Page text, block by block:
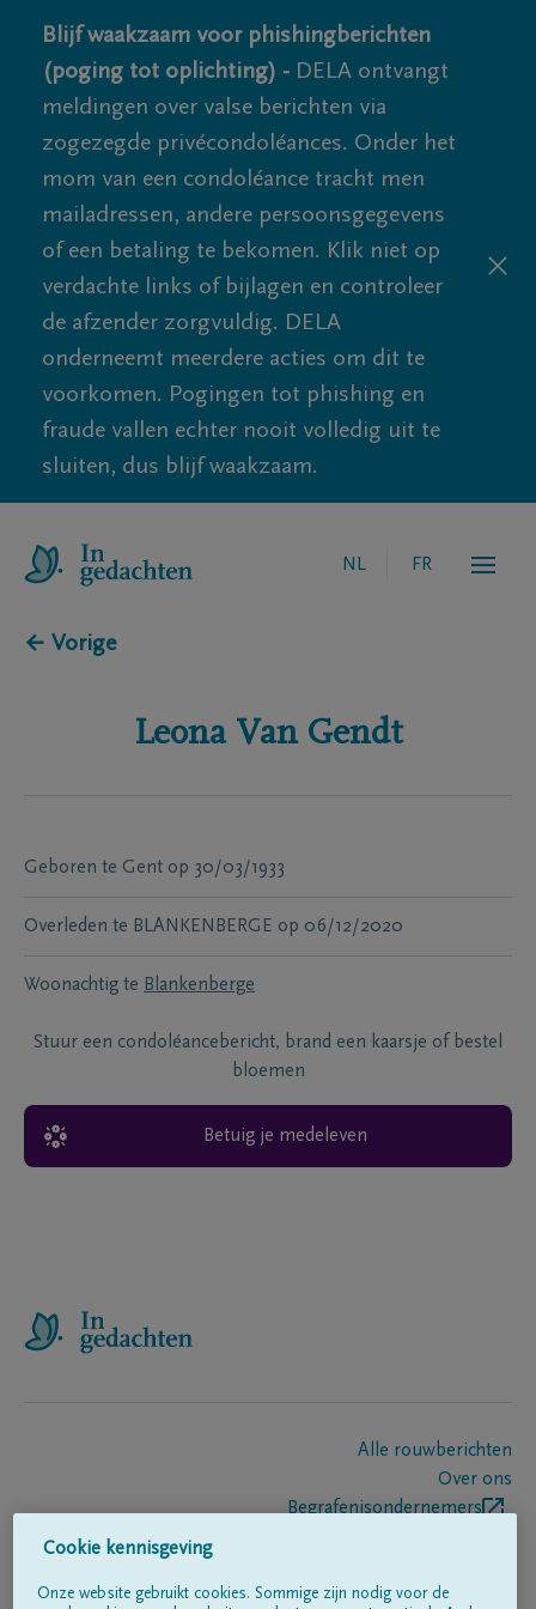
Blijf waakzaam voor phishingberichten
(poging tot oplichting) - DELA ontvangt
meldingen over valse berichten via
zogezegde privécondoléances. Onder het
mom van een condoléance tracht men
mailadressen, andere persoonsgegevens
of een betaling te bekomen. Klik niet op
verdachte links of bijlagen en controleer
de afzender zorgvuldig. DELA
onderneemt meerdere acties om dit te
voorkomen. Pogingen tot phishing en
fraude vallen echter nooit volledig uit te
sluiten, dus blijf waakzaam.
NL FR
← Vorige
Leona Van Gendt
Geboren te Gent op 30/03/1933
Overleden te BLANKENBERGE op 06/12/2020
Woonachtig te Blankenberge
Stuur een condoléancebericht, brand een kaarsje of bestel
bloemen
Betuig je medeleven
Alle rouwberichten
Over ons
Begrafenisondernemers
Cookie kennisgeving
Onze website gebruikt cookies. Sommige zijn nodig voor de